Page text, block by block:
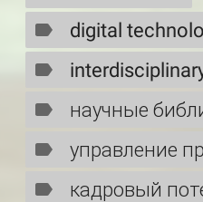
digital
научные
управление
кадровый